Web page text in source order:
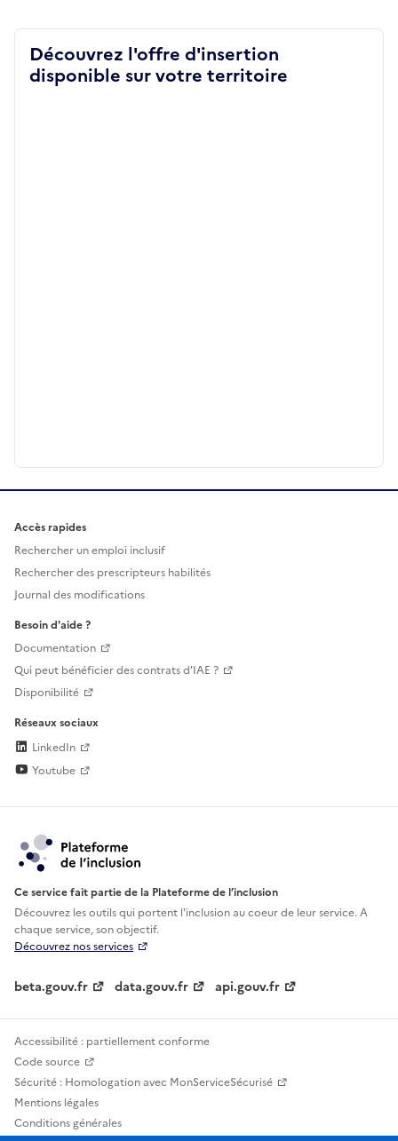
Découvrez l'offre d'insertion
disponible sur votre territoire
Accès rapides
Rechercher un emploi inclusif
Rechercher des prescripteurs habilités
Journal des modifications
Besoin d'aide ?
Documentation
Qui peut bénéficier des contrats d'IAE ?
Disponibilité
Réseaux sociaux
LinkedIn
Youtube
Ce service fait partie de la Plateforme de l’inclusion
Découvrez les outils qui portent l'inclusion aucoeur de leur service. A
chaque service, son objectif.
Découvrez nos services
beta.gouv.fr data.gouv.fr api.gouv.fr
Accessibilité : partiellement conforme
Code source
Sécurité : Homologation avec MonServiceSécurisé
Mentions légales
Conditions générales